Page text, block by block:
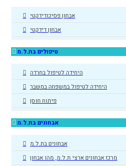
אבחון פסיכודידקטי
אבחון דידקטי
טיפולים בת.ל.מ
היחידה לטיפול בחרדה
היחידה לטיפול במשפחה במשבר
פיתוח חוסן
אבחונים בת.ל.מ
אבחונים בת.ל.מ
מרכז אבחונים ארצי ת.ל.מ, מהו אבחון